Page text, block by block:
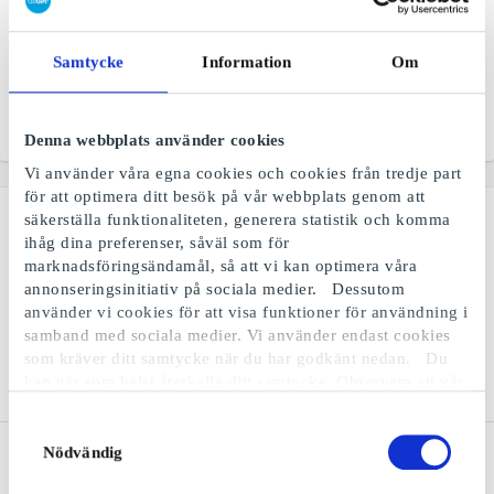
Samtycke Information Om
Denna webbplats använder cookies
Vi använder våra egna cookies och cookies från tredje part
för att optimera ditt besök på vår webbplats genom att
säkerställa funktionaliteten, generera statistik och komma
ihåg dina preferenser, såväl som för
marknadsföringsändamål, så att vi kan optimera våra
annonseringsinitiativ på sociala medier. Dessutom
använder vi cookies för att visa funktioner för användning i
samband med sociala medier. Vi använder endast cookies
som kräver ditt samtycke när du har godkänt nedan. Du
använder cookies behandlar vi kort din IP-adress. IP-
adressen kan delas med våra sociala mediepartners,
Nödvändig
Volt SE Presentkort
Herrkläder för
modemedvetna män i alla
åldrar
Från
XL Bygg SE Presentkort
En riktig bygghandel
Akademibokhandeln SE
Restaurangguidens
Digitala SE Presentkort